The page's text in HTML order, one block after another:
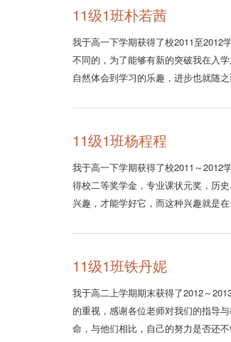
11级1班朴若茜
我于高一下学期获得了校2011至2012
不同的，为了能够有新的突破我在入
自然体会到学习的乐趣，进步也就随
11级1班杨程程
我于高一下学期获得了校2011～2012
得校二等奖学金，专业课状元奖，历
兴趣，才能学好它，而这种兴趣就是
11级1班铁丹妮
我于高二上学期期末获得了2012～
的重视，感谢各位老师对我们的指导
命，与他们相比，自己的努力是否还